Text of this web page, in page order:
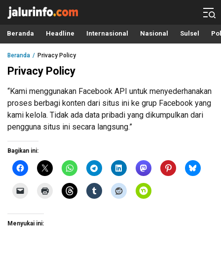
Info Terbaru, Berita Terkini Hari Ini, Jalurinfo.com
Terkini, Akurat dan Terpercaya
Beranda Headline Internasional Nasional Sulsel
Beranda Privacy Policy
Privacy Policy
“Kami menggunakan Facebook API untuk menyederhanakan
proses berbagi konten dari situs ini ke grup Facebook yang
kami kelola. Tidak ada data pribadi yang dikumpulkan dari
pengguna situs ini secara langsung.”
Bagikan ini:
Menyukai ini: